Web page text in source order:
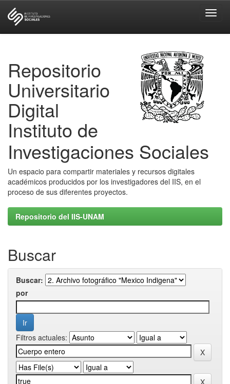
Repositorio
Universitario
Digital
Instituto de
Investigaciones Sociales
Un espacio para compartir materiales y recursos digitales
académicos producidos por los investigadores del IIS, en el
proceso de sus diferentes proyectos.
Repositorio del IIS-UNAM
Buscar
Buscar:
por
Filtros actuales: